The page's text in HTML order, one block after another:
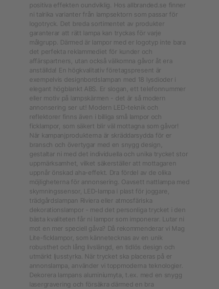
positiva effekten oundviklig. Hos allbranded.se finner
ni talrika varianter från lampsektorn som passar för
logotryck. Det breda sortimentet av produkter
garanterar att rätt lampa kan tryckas för varje
målgrupp. Därmed är lampor med er logotyp inte bara
det perfekta reklammediet för kunder och
affärspartners, utan också välkomna gåvor åt era
anställda! En högkvalitativ företagspresent är
exempelvis designbordslampan med 18 lysdioder i
elegant högblankt ABS. Er slogan, ett telefonnummer
eller motiv på lampskärmen - det är så modern
annonsering ser ut! Modern LED-teknik och
reflektorer finns även i billiga små lampor och
ficklampor, som säkert blir väl mottagna som gåvor!
När kampanjprodukterna är skräddarsydda för er
bransch och övertygar med en snygg design,
gestaltar ni med det individuella och unika trycket stor
uppmärksamhet, vilket säkerställer att mottagaren
uppnår önskad aha-effekt. Dra fördel av de olika
möjligheterna för annonsering. Oavsett nattlampa med
skymningssensor, LED-lampa i plast för joggare,
trädgårdslampan Riviera eller atmosfäriska
dekorationslampor - med det personliga trycket i den
bästa kvaliteten får ni lampor som imponerar. Lutar ni
mot en mer speciell gåva? Då rekommenderar vi Mag
Lite-ficklampor, som kännetecknas av en unik
robusthet och lång livslängd, en tidlös design och
utmärkt ljusstyrka. När trycket ska placeras på er
annonslampa, använder vi toppmoderna teknologier.
Dekorera lampans aluminiumyta, t.ex. med en snygg
lasergravering och försäkra därmed en bra